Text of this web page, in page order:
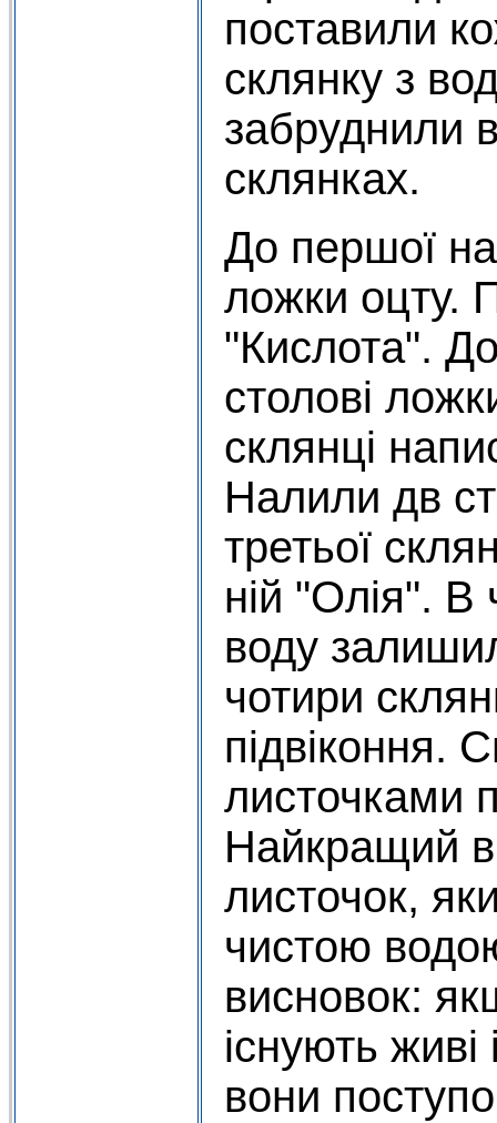
поставили
склянку з
забруднили
склянках.
До першої
ложки оцту.
"Кислота".
столові
склянці
Налили дв
третьої
ній "Олія". В
воду
чотири
підвіконня.
листочками
Найкращий
листочок,
чистою
висновок:
існують
вони